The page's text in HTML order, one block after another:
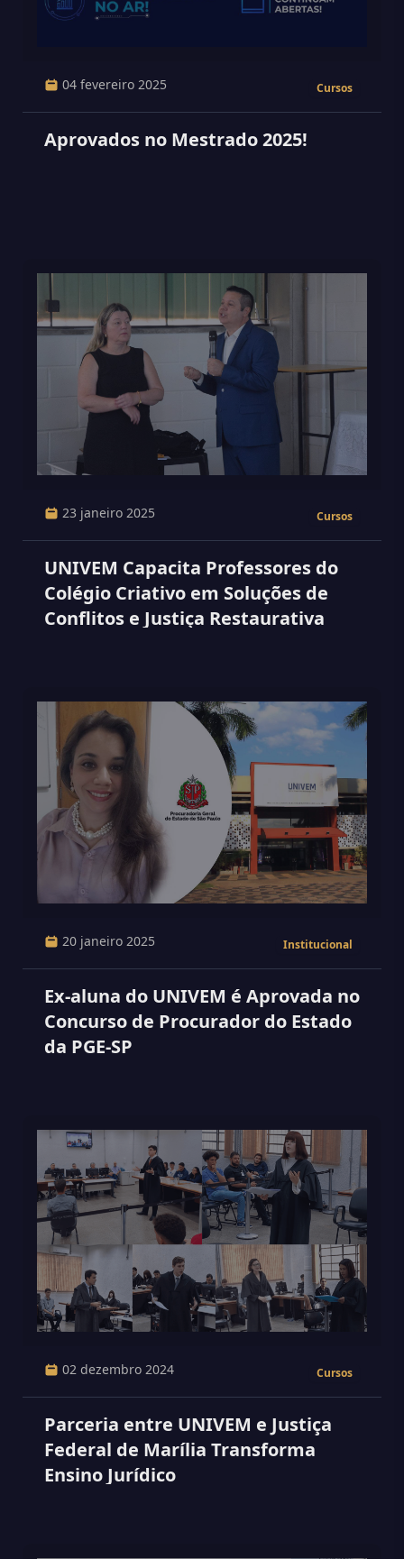
04 fevereiro 2025 Cursos
Aprovados no Mestrado 2025!
23 janeiro 2025 Cursos
UNIVEM Capacita Professores do
Colégio Criativo em Soluções de
Conflitos e Justiça Restaurativa
20 janeiro 2025 Institucional
Ex-aluna do UNIVEM é Aprovada no
Concurso de Procurador do Estado
da PGE-SP
02 dezembro 2024 Cursos
Parceria entre UNIVEM e Justiça
Federal de Marília Transforma
Ensino Jurídico